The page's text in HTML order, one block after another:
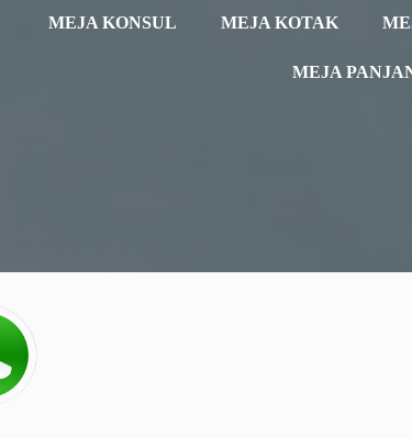
MEJA KONSUL MEJA KOTAK
MEJA